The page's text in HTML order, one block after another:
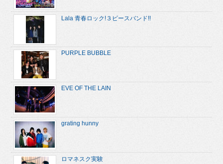
Lala 青春ロック!３ピースバンド!!
PURPLE BUBBLE
EVE OF THE LAIN
grating hunny
ロマネスク実験